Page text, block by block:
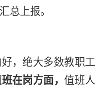
总上报。
，绝大多数教职工
在岗方面，值班人